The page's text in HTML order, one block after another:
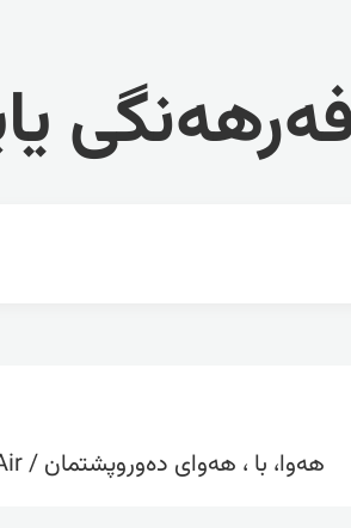
هەوا، با ، هەوای دەوروپشتمان / Air